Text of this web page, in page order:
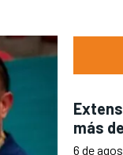
más
6 de